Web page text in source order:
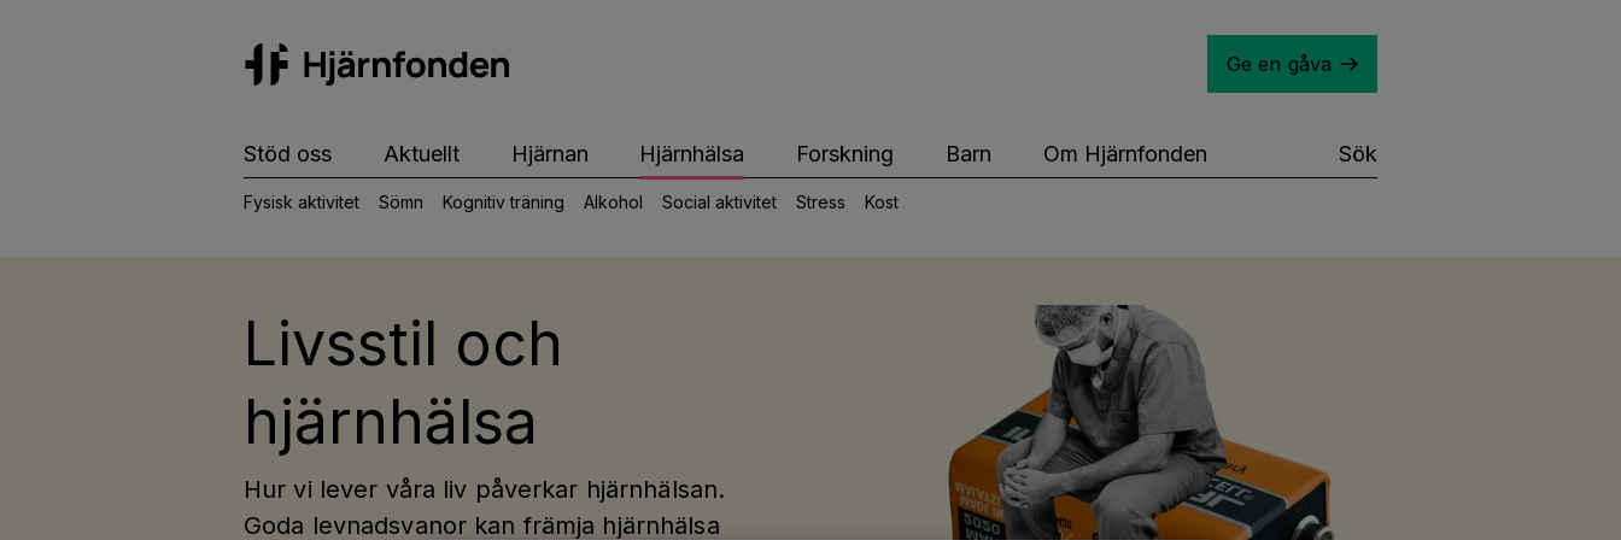
Ge en gåva
Stöd oss Aktuellt Hjärnan Hjärnhälsa
Fysisk aktivitet Sömn Kognitiv träning Alkohol Social aktivitet Stress Kost
Forskning Barn Om Hjärnfonden Sök
Livsstil och
hjärnhälsa
Hur vi lever våra liv påverkar hjärnhälsan.
Goda levnadsvanor kan främja hjärnhälsa